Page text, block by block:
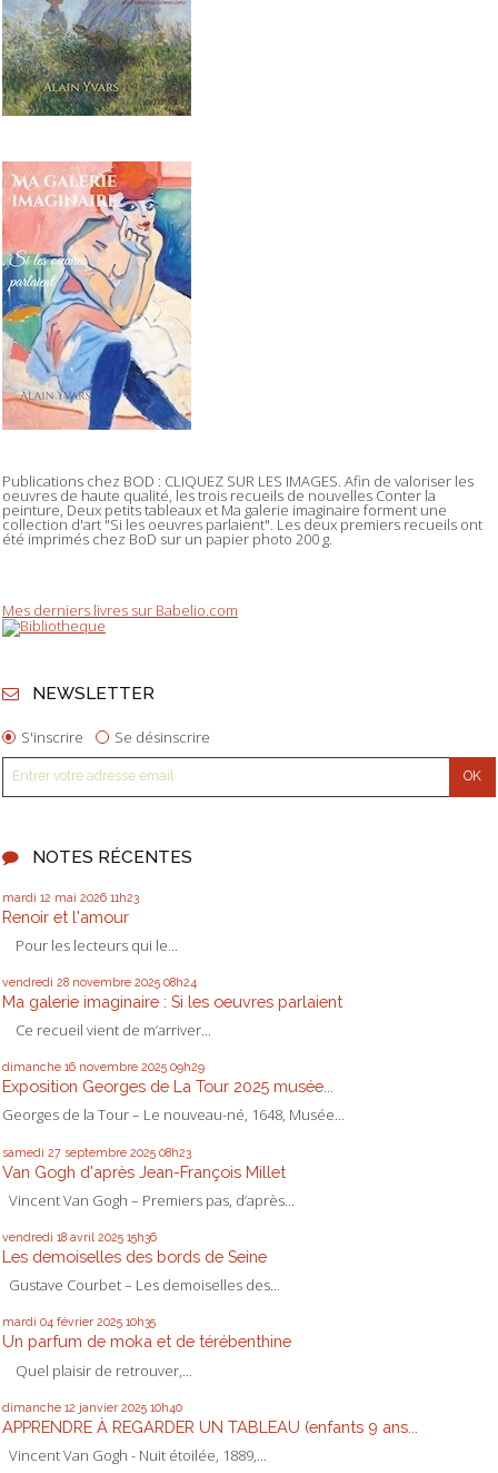
Publications chez BOD : CLIQUEZ SUR LES IMAGES. Afin de valoriser les
oeuvres de haute qualité, les trois recueils de nouvelles Conter la
peinture, Deux petits tableaux et Ma galerie imaginaire forment une
collection d'art "Si les oeuvres parlaient". Les deux premiers recueils ont
été imprimés chez BoD sur un papier photo 200 g.
Mes derniers livres sur Babelio.com
NEWSLETTER
S'inscrire Se désinscrire
NOTES RÉCENTES
mardi 12 mai 2026 11h23
Renoir et l'amour
Pour les lecteurs qui le...
vendredi 28 novembre 2025 08h24
Ma galerie imaginaire : Si les oeuvres parlaient
Ce recueil vient de m’arriver...
dimanche 16 novembre 2025 09h29
Exposition Georges de La Tour 2025 musée...
Georges de la Tour – Le nouveau-né, 1648, Musée...
samedi 27 septembre 2025 08h23
Van Gogh d'après Jean-François Millet
Vincent Van Gogh – Premiers pas, d’après...
vendredi 18 avril 2025 15h36
Les demoiselles des bords de Seine
Gustave Courbet – Les demoiselles des...
mardi 04 février 2025 10h35
Un parfum de moka et de térébenthine
Quel plaisir de retrouver,...
dimanche 12 janvier 2025 10h40
APPRENDRE À REGARDER UN TABLEAU (enfants 9 ans...
Vincent Van Gogh - Nuit étoilée, 1889,...